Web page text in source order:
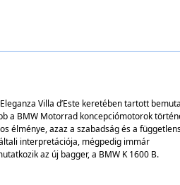
Villa d’Este keretében tartott
a BMW Motorrad koncepciómotorok
élménye, azaz a szabadság és a
interpretációja, mégpedig immár
az új bagger, a BMW K 1600 B.